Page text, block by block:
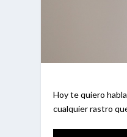
Hoy te quiero
cualquier rastro